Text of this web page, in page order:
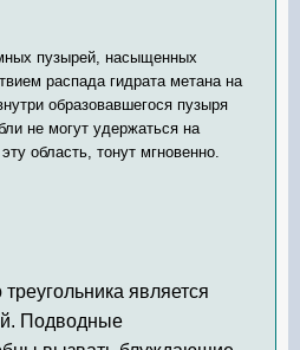
пузырей, насыщенных
распада гидрата метана на
образовавшегося пузыря
не могут удержаться на
область, тонут мгновенно.
является
Подводные